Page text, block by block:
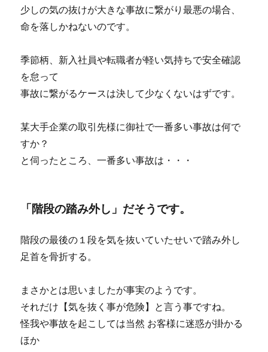
少しの気の抜けが大きな事故に繋がり最悪の場合、
命を落しかねないのです。
季節柄、新入社員や転職者が軽い気持ちで安全確認
を怠って
事故に繋がるケースは決して少なくないはずです。
某大手企業の取引先様に御社で一番多い事故は何で
すか？
と伺ったところ、一番多い事故は・・・
「階段の踏み外し」だそうです。
階段の最後の１段を気を抜いていたせいで踏み外し
足首を骨折する。
まさかとは思いましたが事実のようです。
それだけ【気を抜く事が危険】と言う事ですね。
怪我や事故を起こしては当然 お客様に迷惑が掛かる
ほか